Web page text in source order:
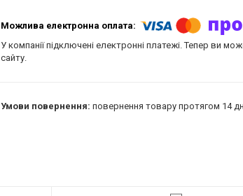
У компанії підключені електронні платежі. Тепер ви
сайту.
повернення товару протягом 14